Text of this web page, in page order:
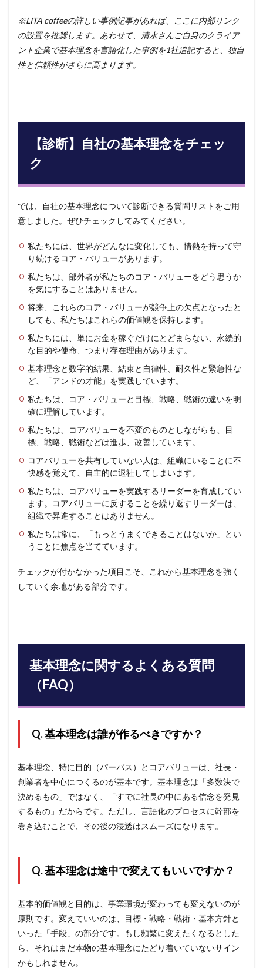
※LITA coffeeの詳しい事例記事があれば、ここに内部リンク
の設置を推奨します。あわせて、清水さんご自身のクライア
ント企業で基本理念を言語化した事例を1社追記すると、独自
性と信頼性がさらに高まります。
【診断】自社の基本理念をチェッ
ク
では、自社の基本理念について診断できる質問リストをご用
意しました。ぜひチェックしてみてください。
私たちには、世界がどんなに変化しても、情熱を持って守
り続けるコア・バリューがあります。
私たちは、部外者が私たちのコア・バリューをどう思うか
を気にすることはありません。
将来、これらのコア・バリューが競争上の欠点となったと
しても、私たちはこれらの価値観を保持します。
私たちには、単にお金を稼ぐだけにとどまらない、永続的
な目的や使命、つまり存在理由があります。
基本理念と数字的結果、結束と自律性、耐久性と緊急性な
ど、「アンドの才能」を実践しています。
私たちは、コア・バリューと目標、戦略、戦術の違いを明
確に理解しています。
私たちは、コアバリューを不変のものとしながらも、目
標、戦略、戦術などは進歩、改善しています。
コアバリューを共有していない人は、組織にいることに不
快感を覚えて、自主的に退社してしまいます。
私たちは、コアバリューを実践するリーダーを育成してい
ます。コアバリューに反することを繰り返すリーダーは、
組織で昇進することはありません。
私たちは常に、「もっとうまくできることはないか」とい
うことに焦点を当てています。
チェックが付かなかった項目こそ、これから基本理念を強く
していく余地がある部分です。
基本理念に関するよくある質問
（FAQ）
Q. 基本理念は誰が作るべきですか？
基本理念、特に目的（パーパス）とコアバリューは、社長・
創業者を中心につくるのが基本です。基本理念は「多数決で
決めるもの」ではなく、「すでに社長の中にある信念を発見
するもの」だからです。ただし、言語化のプロセスに幹部を
巻き込むことで、その後の浸透はスムーズになります。
Q. 基本理念は途中で変えてもいいですか？
基本的価値観と目的は、事業環境が変わっても変えないのが
原則です。変えていいのは、目標・戦略・戦術・基本方針と
いった「手段」の部分です。もし頻繁に変えたくなるとした
ら、それはまだ本物の基本理念にたどり着いていないサイン
かもしれません。